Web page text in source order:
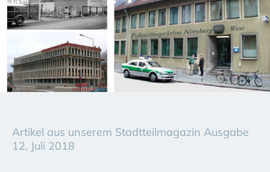
Artikel aus unserem Stadtteilmagazin Ausgabe
12, Juli 2018